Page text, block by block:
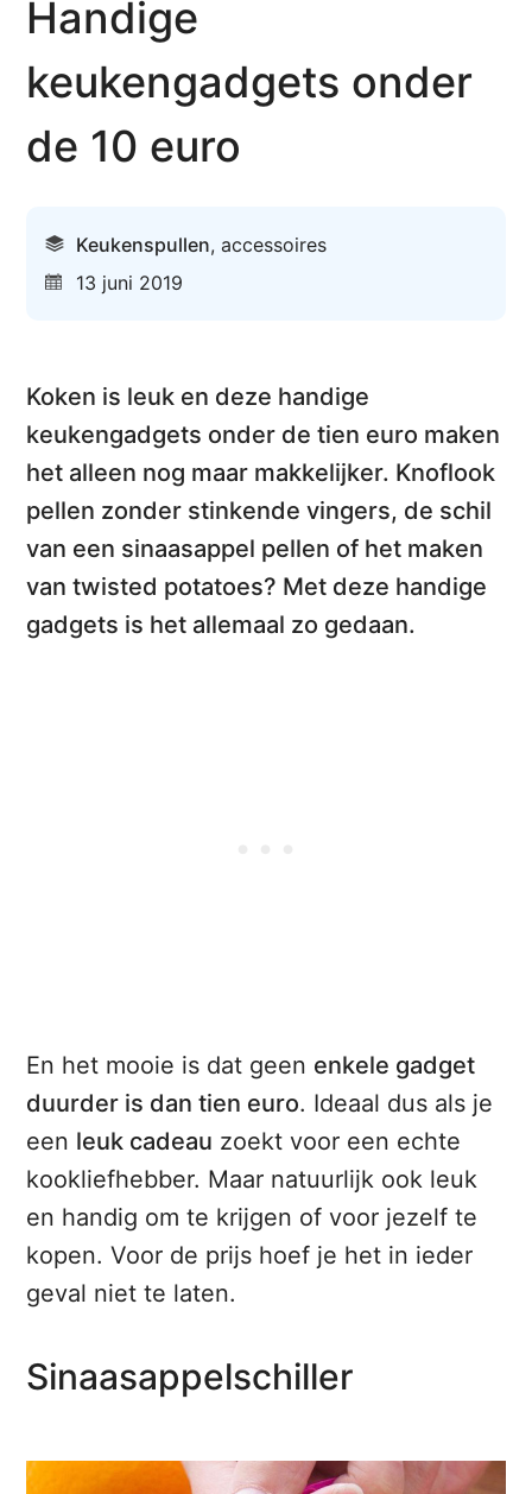
Handige
keukengadgets onder
de 10 euro
Keukenspullen,accessoires
13 juni 2019
Koken is leuk en deze handige
keukengadgets onder de tien euro maken
het alleen nog maar makkelijker. Knoflook
pellen zonder stinkende vingers, de schil
van een sinaasappel pellen of het maken
van twisted potatoes? Met deze handige
gadgets is het allemaal zo gedaan.
En het mooie is dat geen enkele gadget
duurder is dan tien euro. Ideaal dus als je
een leuk cadeau zoekt voor een echte
kookliefhebber. Maar natuurlijk ook leuk
en handig om te krijgen of voor jezelf te
kopen. Voor de prijs hoef je het in ieder
geval niet te laten.
Sinaasappelschiller